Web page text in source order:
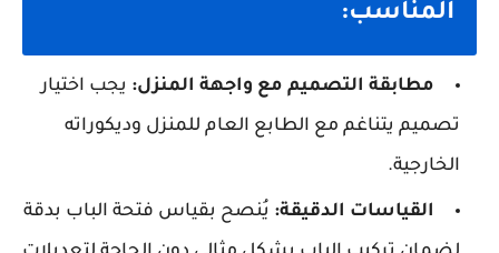
المناسب:
مطابقة التصميم مع واجهة المنزل: يجب اختيار
تصميم يتناغم مع الطابع العام للمنزل وديكوراته
الخارجية.
القياسات الدقيقة: يُنصح بقياس فتحة الباب بدقة